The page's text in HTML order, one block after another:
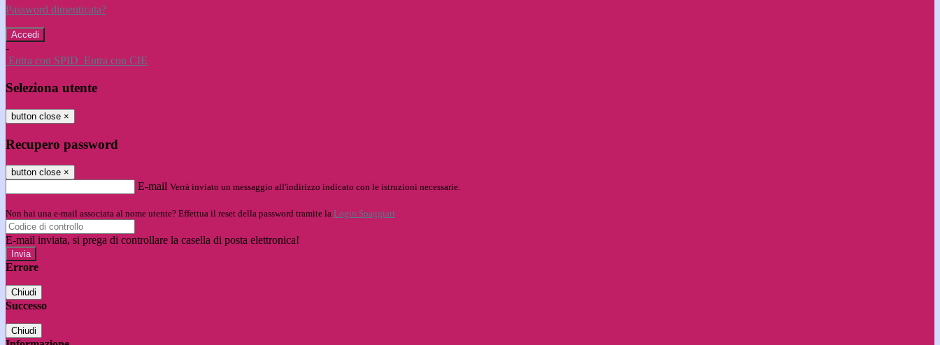
Password dimenticata?
-
Entra con SPID Entra con CIE
Seleziona utente
button close ×
Recupero password
button close ×
E-mail Verrà inviato un messaggio all'indirizzo indicato con le istruzioni necessarie.
Non hai una e-mail associata al nome utente? Effettua il reset della password tramite la Login Spaggiari
E-mail inviata, si prega di controllare la casella di posta elettronica!
Errore
Chiudi
Successo
Chiudi